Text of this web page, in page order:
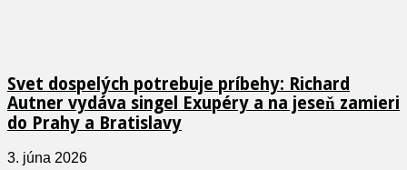
Svet dospelých potrebuje príbehy: Richard
Autner vydáva singel Exupéry a na jeseň zamieri
do Prahy a Bratislavy
3. júna 2026